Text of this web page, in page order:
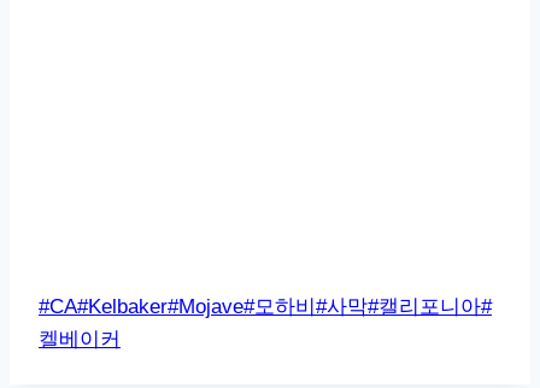
Post
Tags:
#CA#Kelbaker#Mojave#모하비 #사막#캘리포니아#
켈베이커